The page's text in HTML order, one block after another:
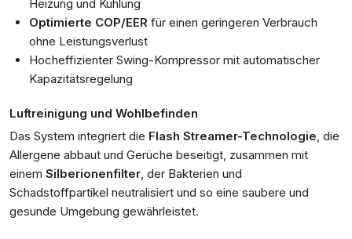
Heizung und Kühlung
Optimierte COP/EER für einen geringeren Verbrauch
ohne Leistungsverlust
Hocheffizienter Swing-Kompressor mit automatischer
Kapazitätsregelung
Luftreinigung und Wohlbefinden
Das System integriert die Flash Streamer-Technologie, die
Allergene abbaut und Gerüche beseitigt, zusammen mit
einem Silberionenfilter, der Bakterien und
Schadstoffpartikel neutralisiert und so eine saubere und
gesunde Umgebung gewährleistet.